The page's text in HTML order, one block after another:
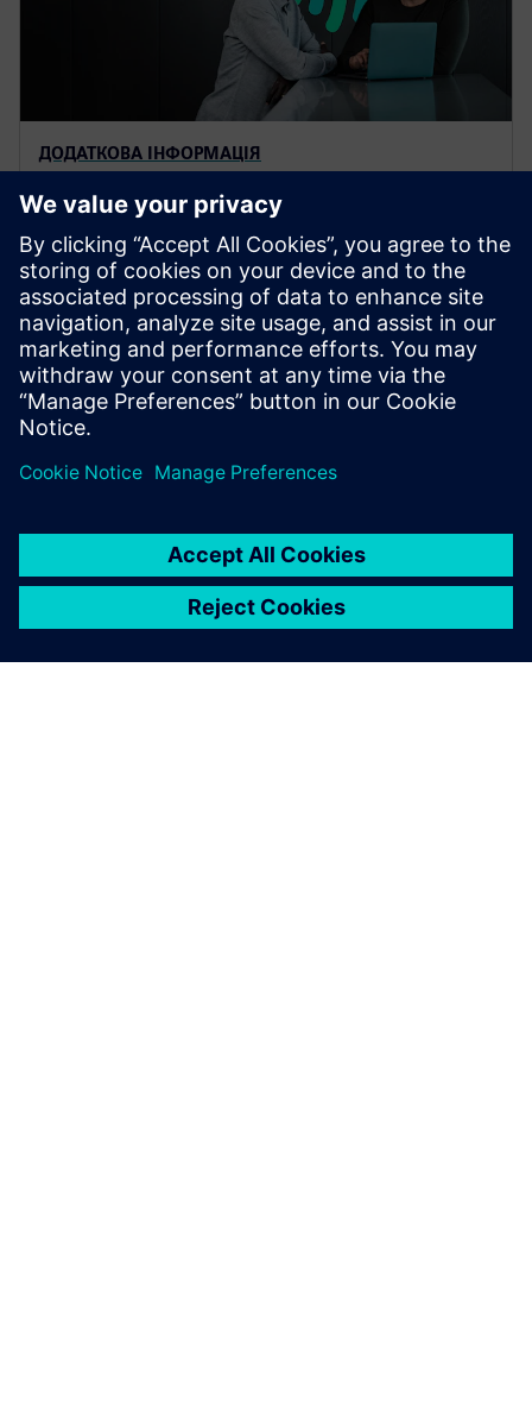
ДОДАТКОВА ІНФОРМАЦІЯ
Cybersecurity
Без кібербезпеки цифровізація неможлива.
Отримайте індивідуальні рішення для
кібербезпеки, які відповідають конкретним
галузевим потребам.